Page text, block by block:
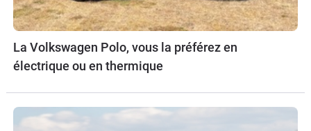
La Volkswagen Polo, vous la préférez en
électrique ou en thermique